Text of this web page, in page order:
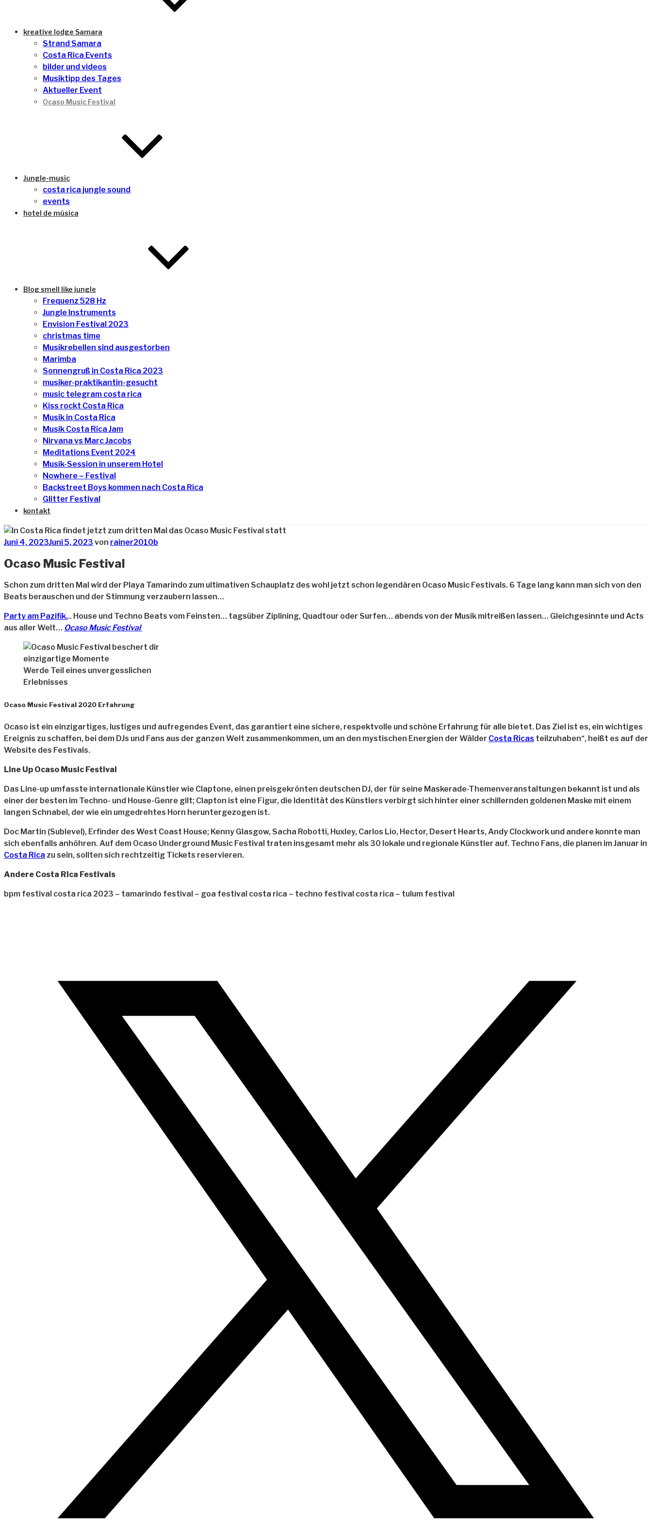
kreative lodge Samara
Strand Samara
Costa Rica Events
bilder und videos
Musiktipp des Tages
Aktueller Event
Ocaso Music Festival
Jungle-music
costa rica jungle sound
events
hotel de música
Blog smell like jungle
Frequenz 528 Hz
Jungle Instruments
Envision Festival 2023
christmas time
Musikrebellen sind ausgestorben
Marimba
Sonnengruß in Costa Rica 2023
musiker-praktikantin-gesucht
music telegram costa rica
Kiss rockt Costa Rica
Musik in Costa Rica
Musik Costa Rica Jam
Nirvana vs Marc Jacobs
Meditations Event 2024
Musik-Session in unserem Hotel
Nowhere – Festival
Backstreet Boys kommen nach Costa Rica
Glitter Festival
kontakt
Veröffentlicht
Juni 4, 2023Juni 5, 2023 von rainer2010b
Ocaso Music Festival
Schon zum dritten Mal wird der Playa Tamarindo zum ultimativen Schauplatz des wohl jetzt schon legendären Ocaso Music Festivals. 6 Tage lang kann man sich von den
Beats berauschen und der Stimmung verzaubern lassen…
Party am Pazifik... House und Techno Beats vom Feinsten… tagsüber Ziplining, Quadtour oder Surfen… abends von der Musik mitreißen lassen… Gleichgesinnte und Acts
aus aller Welt… Ocaso Music Festival
Werde Teil eines unvergesslichen
Erlebnisses
Ocaso Music Festival 2020 Erfahrung
Ocaso ist ein einzigartiges, lustiges und aufregendes Event, das garantiert eine sichere, respektvolle und schöne Erfahrung für alle bietet. Das Ziel ist es, ein wichtiges
Ereignis zu schaffen, bei dem DJs und Fans aus der ganzen Welt zusammenkommen, um an den mystischen Energien der Wälder Costa Ricas teilzuhaben“, heißt es auf der
Website des Festivals.
Line Up Ocaso Music Festival
Das Line-up umfasste internationale Künstler wie Claptone, einen preisgekrönten deutschen DJ, der für seine Maskerade-Themenveranstaltungen bekannt ist und als
einer der besten im Techno- und House-Genre gilt; Clapton ist eine Figur, die Identität des Künstlers verbirgt sich hinter einer schillernden goldenen Maske mit einem
langen Schnabel, der wie ein umgedrehtes Horn heruntergezogen ist.
Doc Martin (Sublevel), Erfinder des West Coast House; Kenny Glasgow, Sacha Robotti, Huxley, Carlos Lio, Hector, Desert Hearts, Andy Clockwork und andere konnte man
sich ebenfalls anhöhren. Auf dem Ocaso Underground Music Festival traten insgesamt mehr als 30 lokale und regionale Künstler auf. Techno Fans, die planen im Januar in
Costa Rica zu sein, sollten sich rechtzeitig Tickets reservieren.
Andere Costa Rica Festivals
bpm festival costa rica 2023 – tamarindo festival – goa festival costa rica – techno festival costa rica – tulum festival